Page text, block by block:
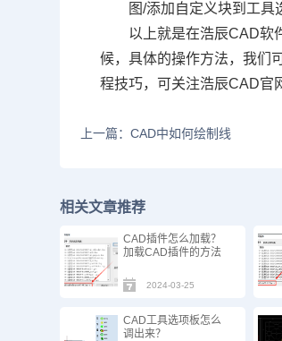
图/添加自定义块到工具
以上就是在浩辰CAD软
候，具体的操作方法，我们
程技巧，可关注浩辰CAD官
上一篇：CAD中如何绘制线
相关文章推荐
CAD插件怎么加载？
加载CAD插件的方法
2024-03-25
CAD工具选项板怎么
调出来？